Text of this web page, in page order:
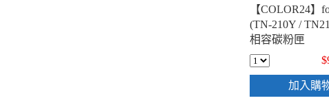
【COLOR24】
(TN-210Y /
相容碳粉匣
加入購